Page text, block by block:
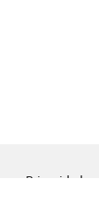
Privacidad